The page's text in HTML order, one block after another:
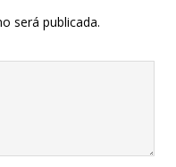
será publicada.